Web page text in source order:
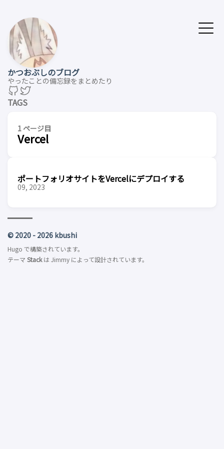
かつおぶしのブログ
やったことの備忘録をまとめたり
TAGS
1 ページ目
Vercel
ポートフォリオサイトをVercelにデプロイする
09, 2023
© 2020 - 2026 kbushi
Hugo で構築されています。
テーマ Stackは Jimmy によって設計されています。